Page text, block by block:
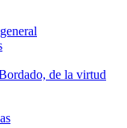
de la virtud